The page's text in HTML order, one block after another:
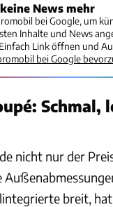
News mehr
bei Google, um
Inhalte und News
Link öffnen und
bei Google
Schmal,
nicht nur der
breit,